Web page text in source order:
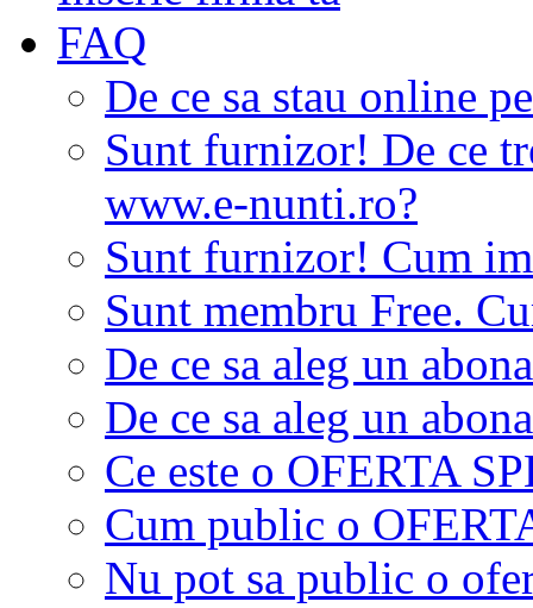
FAQ
De ce sa stau online
Sunt furnizor! De ce
www.e-nunti.ro?
Sunt furnizor! Cum
Sunt membru Free.
De ce sa aleg un
De ce sa aleg un
Ce este o OFERTA
Cum public o
Nu pot sa public o